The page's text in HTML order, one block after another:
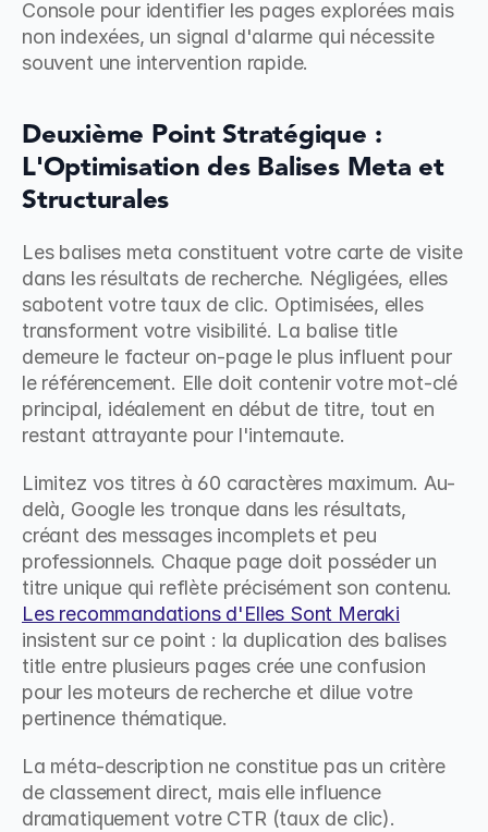
Console pour identifier les pages explorées mais
non indexées, un signal d'alarme qui nécessite
souvent une intervention rapide.
Deuxième Point Stratégique :
L'Optimisation des Balises Meta et
Structurales
Les balises meta constituent votre carte de visite
dans les résultats de recherche. Négligées, elles
sabotent votre taux de clic. Optimisées, elles
transforment votre visibilité. La balise title
demeure le facteur on-page le plus influent pour
le référencement. Elle doit contenir votre mot-clé
principal, idéalement en début de titre, tout en
restant attrayante pour l'internaute.
Limitez vos titres à 60 caractères maximum. Au-
delà, Google les tronque dans les résultats,
créant des messages incomplets et peu
professionnels. Chaque page doit posséder un
Les recommandations d'Elles Sont Meraki
insistent sur ce point : la duplication des balises
title entre plusieurs pages crée une confusion
pour les moteurs de recherche et dilue votre
pertinence thématique.
La méta-description ne constitue pas un critère
de classement direct, mais elle influence
dramatiquement votre CTR (taux de clic).